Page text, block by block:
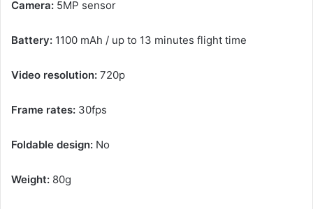
Camera: 5MP sensor
Battery: 1100 mAh / up to 13 minutes flight time
Video resolution: 720p
Frame rates: 30fps
Foldable design: No
Weight: 80g